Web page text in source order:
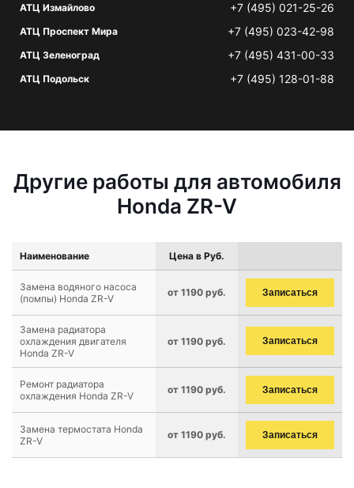
АТЦ Измайлово +7 (495) 021-25-26
АТЦ Проспект Мира +7 (495) 023-42-98
АТЦ Зеленоград +7 (495) 431-00-33
АТЦ Подольск +7 (495) 128-01-88
Другие работы для автомобиля
Honda ZR-V
Наименование Цена в Руб.
Замена водяного насоса
(помпы) Honda ZR-V
от 1190 руб. Записаться
Замена радиатора
охлаждения двигателя
Honda ZR-V
от 1190 руб. Записаться
Ремонт радиатора
охлаждения Honda ZR-V
от 1190 руб. Записаться
Замена термостата Honda
ZR-V
от 1190 руб. Записаться